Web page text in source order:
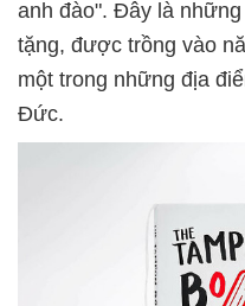
anh đào". Đây là
tặng, được trồng vào
một trong những địa
Đức.